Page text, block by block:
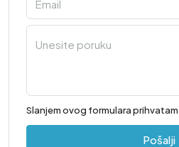
Slanjem ovog formulara prihvatam
Pošalji